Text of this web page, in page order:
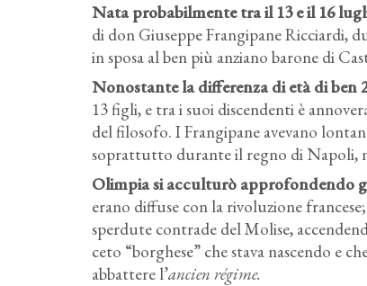
Nata probabilmente tra il 13 e il 16
di don Giuseppe Frangipane Ricciardi,
in sposa al ben più anziano barone di
Nonostante la differenza di età di ben
13 figli, e tra i suoi discendenti è
del filosofo. I Frangipane avevano
soprattutto durante il regno di Napoli,
Olimpia si acculturò approfondendo
erano diffuse con la rivoluzione
sperdute contrade del Molise,
ceto “borghese” che stava nascendo e
abbattere l’ancien régime.